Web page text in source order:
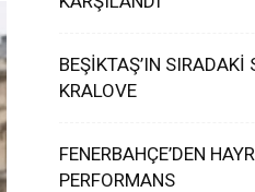
BEŞİKTAŞ’IN SIRADAKİ
KRALOVE
FENERBAHÇE’DEN
PERFORMANS